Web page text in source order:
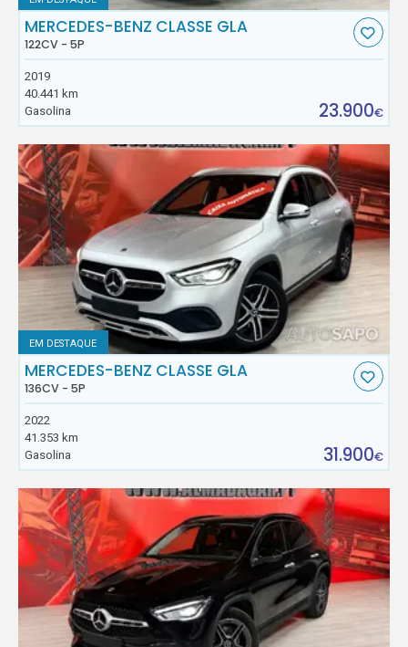
MERCEDES-BENZ CLASSE GLA
122CV - 5P
2019
40.441 km
Gasolina
23.900€
EM DESTAQUE
MERCEDES-BENZ CLASSE GLA
136CV - 5P
2022
41.353 km
Gasolina
31.900€